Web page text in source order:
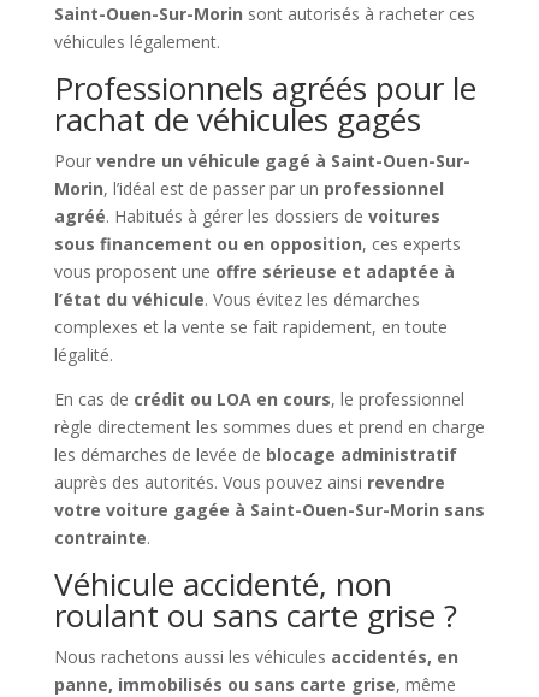
Saint-Ouen-Sur-Morin sont autorisés à racheter ces
véhicules légalement.
Professionnels agréés pour le
rachat de véhicules gagés
Pour vendre un véhicule gagé à Saint-Ouen-Sur-
Morin, l’idéal est de passer par un professionnel
agréé. Habitués à gérer les dossiers de voitures
sous financement ou en opposition, ces experts
vous proposent une offre sérieuse et adaptée à
l’état du véhicule. Vous évitez les démarches
complexes et la vente se fait rapidement, en toute
légalité.
En cas de crédit ou LOA en cours, le professionnel
règle directement les sommes dues et prend en charge
les démarches de levée de blocage administratif
auprès des autorités. Vous pouvez ainsi revendre
votre voiture gagée à Saint-Ouen-Sur-Morin sans
contrainte.
Véhicule accidenté, non
roulant ou sans carte grise ?
Nous rachetons aussi les véhicules accidentés, en
panne, immobilisés ou sans carte grise, même